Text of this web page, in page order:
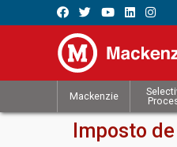
Mackenzie
Imposto